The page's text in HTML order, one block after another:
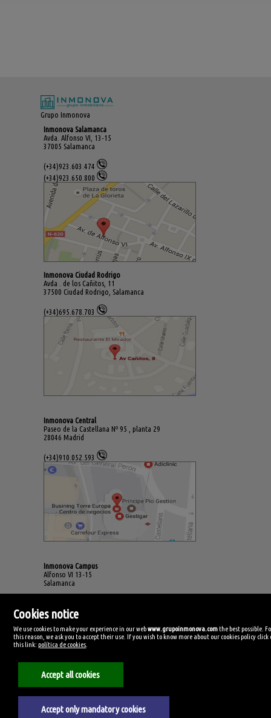
Grupo Inmonova
Inmonova Salamanca
Avda. Alfonso VI, 13-15
37005 Salamanca
(+34)923.603.474
(+34)923.650.800
Inmonova Ciudad Rodrigo
Avda . de los Cañitos, 11
37500 Ciudad Rodrigo, Salamanca
(+34)695.678.703
Inmonova Central
Paseo de la Castellana Nº 95 , planta 29
28046 Madrid
(+34)910.052.593
Inmonova Campus
Alfonso VI 13-15
Salamanca
Cookies notice
We use cookies to make your experience in our webwww.grupoinmonova.comthe best possible.
this reason, we ask you to accept their use. If you wish to know more about our cookies policy click
this link:política de cookies
Accept all cookies
Accept only mandatory cookies